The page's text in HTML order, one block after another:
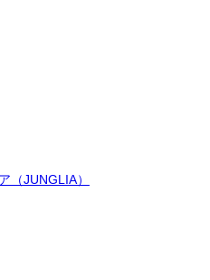
（JUNGLIA）